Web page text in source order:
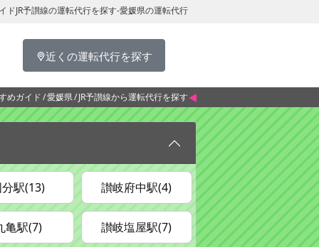
JR予讃線の運転代行を探す-愛媛県の運転代行
近くの運転代行を探す
めガイド 愛媛県 JR予讃線から運転代行を探す
駅(13) 讃岐府中駅(4)
亀駅(7) 讃岐塩屋駅(7)